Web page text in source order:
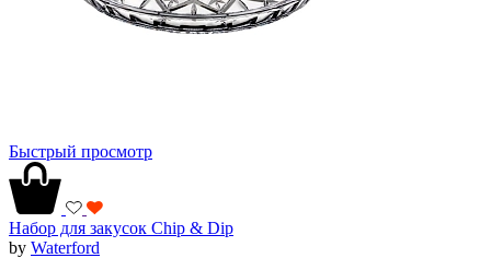
Быстрый просмотр
Набор для закусок Chip & Dip
by Waterford